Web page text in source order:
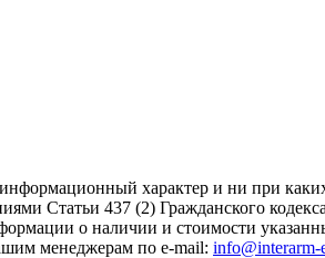
характер и ни при
Статьи 437 (2) Гражданского
о наличии и стоимости
менеджерам по e-mail: info@interarm-